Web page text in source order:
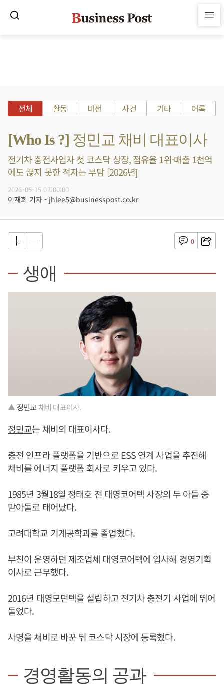
전체 활동 비전 사건 기타 어록
[Who Is ?] 정민교 채비 대표이사
전기차 충전사업자 첫 코스닥 상장, 점유율 1위·매출 1천억
에도 끊지 못한 적자는 부담 [2026년]
2026-05-15 07:00:00
이재희 기자 - jhlee5@businesspost.co.kr
0
생애
▲ 정민교 채비 대표이사.
정민교는 채비의 대표이사다.
충전 인프라 플랫폼을 기반으로 ESS 연계 사업을 추진해
채비를 에너지 플랫폼 회사로 키우고 있다.
1985년 3월18일 정태호 전 대영코어텍 사장의 두 아들 중
맏아들로 태어났다.
고려대학교 기계공학과를 졸업했다.
부친이 운영하던 제조업체 대영코어텍에 입사해 경영기획
이사로 근무했다.
2016년 대영모던텍을 설립하고 전기차 충전기 사업에 뛰어
들었다.
사명을 채비로 바꾼 뒤 코스닥 시장에 등록했다.
경영활동의 공과